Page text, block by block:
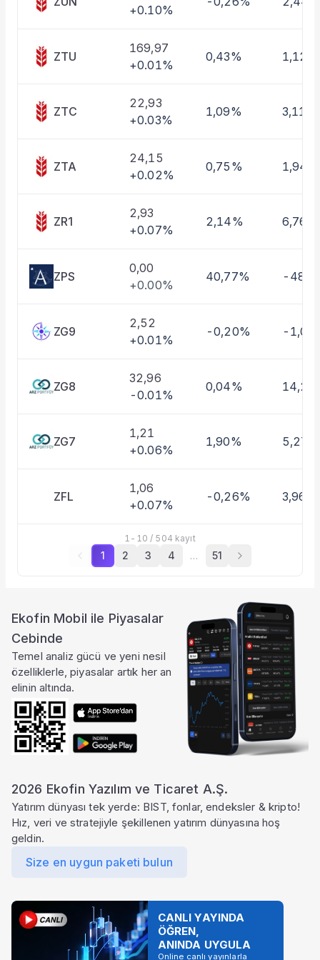
Taşınan Fonlar
+0.10%
ZTU
169,97
+0.01%
0,43% 1,12%
ZTC
22,93
+0.03%
1,09% 3,11%
ZTA
24,15
+0.02%
0,75% 1,94%
ZR1
2,93
+0.07%
2,14% 6,76%
ZPS
0,00
+0.00%
40,77% -
ZG9
2,52
+0.01%
-0,20% -
ZG8
32,96
-0.01%
0,04%
ZG7
1,21
+0.06%
1,90% 5,27%
ZFL
1,06
+0.07%
-0,26% 3,96%
1 - 10 / 504 kayıt
1 2 3 4 … 51
Ekofin Mobil ile Piyasalar
Cebinde
Temel analiz gücü ve yeni nesil
özelliklerle, piyasalar artık her an
elinin altında.
2026 Ekofin Yazılım ve Ticaret A.Ş.
Yatırım dünyası tek yerde: BIST, fonlar, endeksler & kripto!
Hız, veri ve stratejiyle şekillenen yatırım dünyasına hoş
geldin.
Size en uygun paketi bulun
CANLI YAYINDA
ÖĞREN,
ANINDA UYGULA
Online canlı yayınlarla